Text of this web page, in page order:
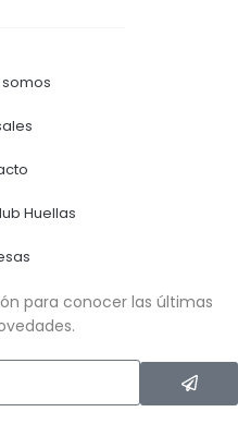
Huellas
para conocer las últimas